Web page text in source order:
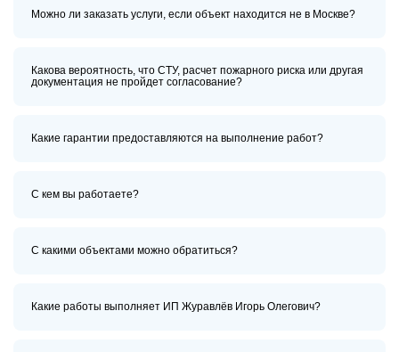
Можно ли заказать услуги, если объект находится не в Москве?
Какова вероятность, что СТУ, расчет пожарного риска или другая
документация не пройдет согласование?
Какие гарантии предоставляются на выполнение работ?
С кем вы работаете?
С какими объектами можно обратиться?
Какие работы выполняет ИП Журавлёв Игорь Олегович?